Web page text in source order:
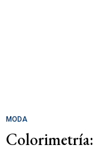
MODA